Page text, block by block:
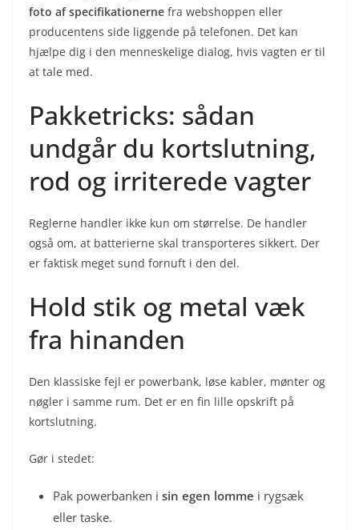
foto af specifikationerne fra webshoppen eller
producentens side liggende på telefonen. Det kan
hjælpe dig i den menneskelige dialog, hvis vagten er til
at tale med.
Pakketricks: sådan
undgår du kortslutning,
rod og irriterede vagter
Reglerne handler ikke kun om størrelse. De handler
også om, at batterierne skal transporteres sikkert. Der
er faktisk meget sund fornuft i den del.
Hold stik og metal væk
fra hinanden
Den klassiske fejl er powerbank, løse kabler, mønter og
nøgler i samme rum. Det er en fin lille opskrift på
kortslutning.
Gør i stedet:
Pak powerbanken i sin egen lomme i rygsæk
eller taske.